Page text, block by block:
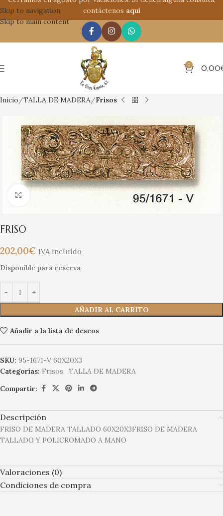
Skip to navigation
Skip to main content
0 0,00
Inicio TALLA DE MADERA Frisos
FRISO
202,00€ IVA incluido
Disponible para reserva
AÑADIR AL CARRITO
Añadir a la lista de deseos
SKU: 95-1671-V 60X20X3
Categorías: Frisos, TALLA DE MADERA
Compartir:
Descripción
FRISO DE MADERA TALLADO 60X20X3FRISO DE MADERA
TALLADO Y POLICROMADO A MANO
Valoraciones (0)
Condiciones de compra
contáctenos aquí